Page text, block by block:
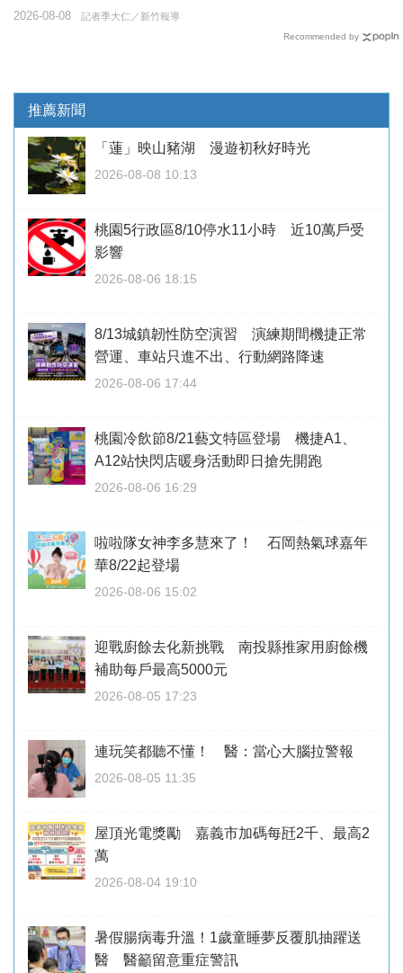
記者季大仁／新竹報導
2026-08-08
Recommended by
推薦新聞
「蓮」映山豬湖 漫遊初秋好時光
2026-08-08 10:13
桃園5行政區8/10停水11小時 近10萬戶受
影響
2026-08-06 18:15
8/13城鎮韌性防空演習 演練期間機捷正常
營運、車站只進不出、行動網路降速
2026-08-06 17:44
桃園冷飲節8/21藝文特區登場 機捷A1、
A12站快閃店暖身活動即日搶先開跑
2026-08-06 16:29
啦啦隊女神李多慧來了！ 石岡熱氣球嘉年
華8/22起登場
2026-08-06 15:02
迎戰廚餘去化新挑戰 南投縣推家用廚餘機
補助每戶最高5000元
2026-08-05 17:23
連玩笑都聽不懂！ 醫：當心大腦拉警報
2026-08-05 11:35
屋頂光電獎勵 嘉義市加碼每瓩2千、最高2
萬
2026-08-04 19:10
暑假腸病毒升溫！1歲童睡夢反覆肌抽躍送
醫 醫籲留意重症警訊